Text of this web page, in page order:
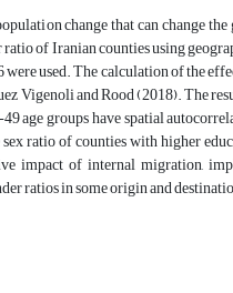
change that can change
of Iranian counties using
used. The calculation of the
Vigenoli and Rood (2018). The
age groups have spatial
ratio of counties with higher
impact of internal migration,
ratios in some origin and